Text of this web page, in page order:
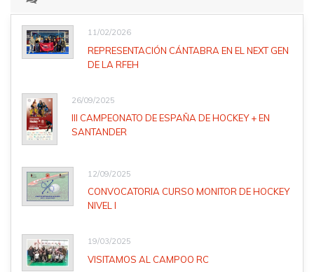
11/02/2026
REPRESENTACIÓN CÁNTABRA EN EL NEXT GEN
DE LA RFEH
26/09/2025
III CAMPEONATO DE ESPAÑA DE HOCKEY + EN
SANTANDER
12/09/2025
CONVOCATORIA CURSO MONITOR DE HOCKEY
NIVEL I
19/03/2025
VISITAMOS AL CAMPOO RC